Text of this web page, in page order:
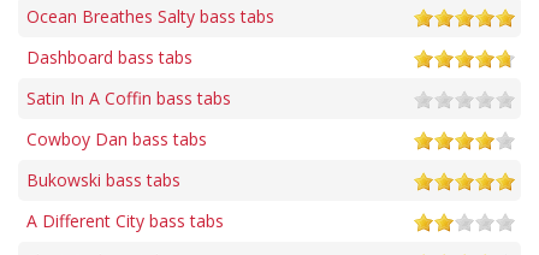
Ocean Breathes Salty bass tabs
Dashboard bass tabs
Satin In A Coffin bass tabs
Cowboy Dan bass tabs
Bukowski bass tabs
A Different City bass tabs